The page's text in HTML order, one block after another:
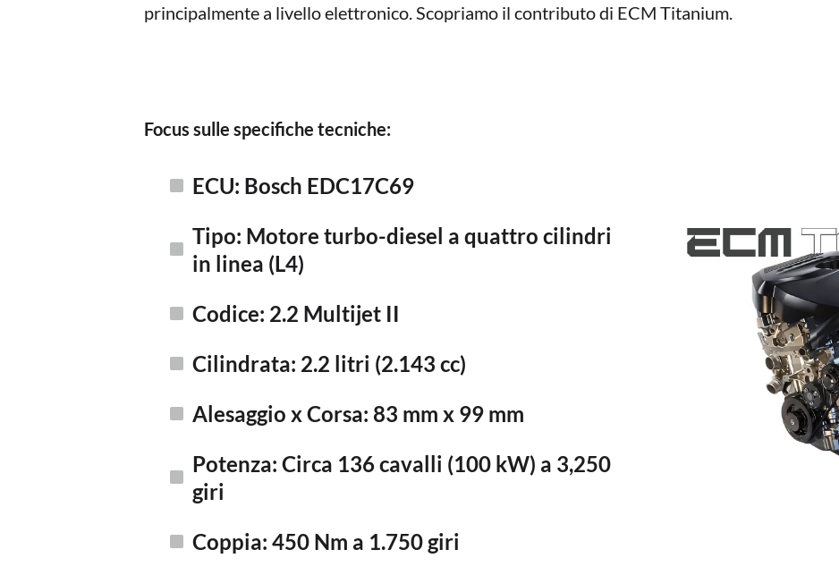
principalmente a livello elettronico. Scopriamo il contributo di ECM Titanium.
Focus sulle specifiche tecniche:
ECU: Bosch EDC17C69
Tipo: Motore turbo-diesel a quattro cilindri
in linea (L4)
Codice: 2.2 Multijet II
Cilindrata: 2.2 litri (2.143 cc)
Alesaggio x Corsa: 83 mm x 99 mm
Potenza: Circa 136 cavalli (100 kW) a 3,250
giri
Coppia: 450 Nm a 1.750 giri